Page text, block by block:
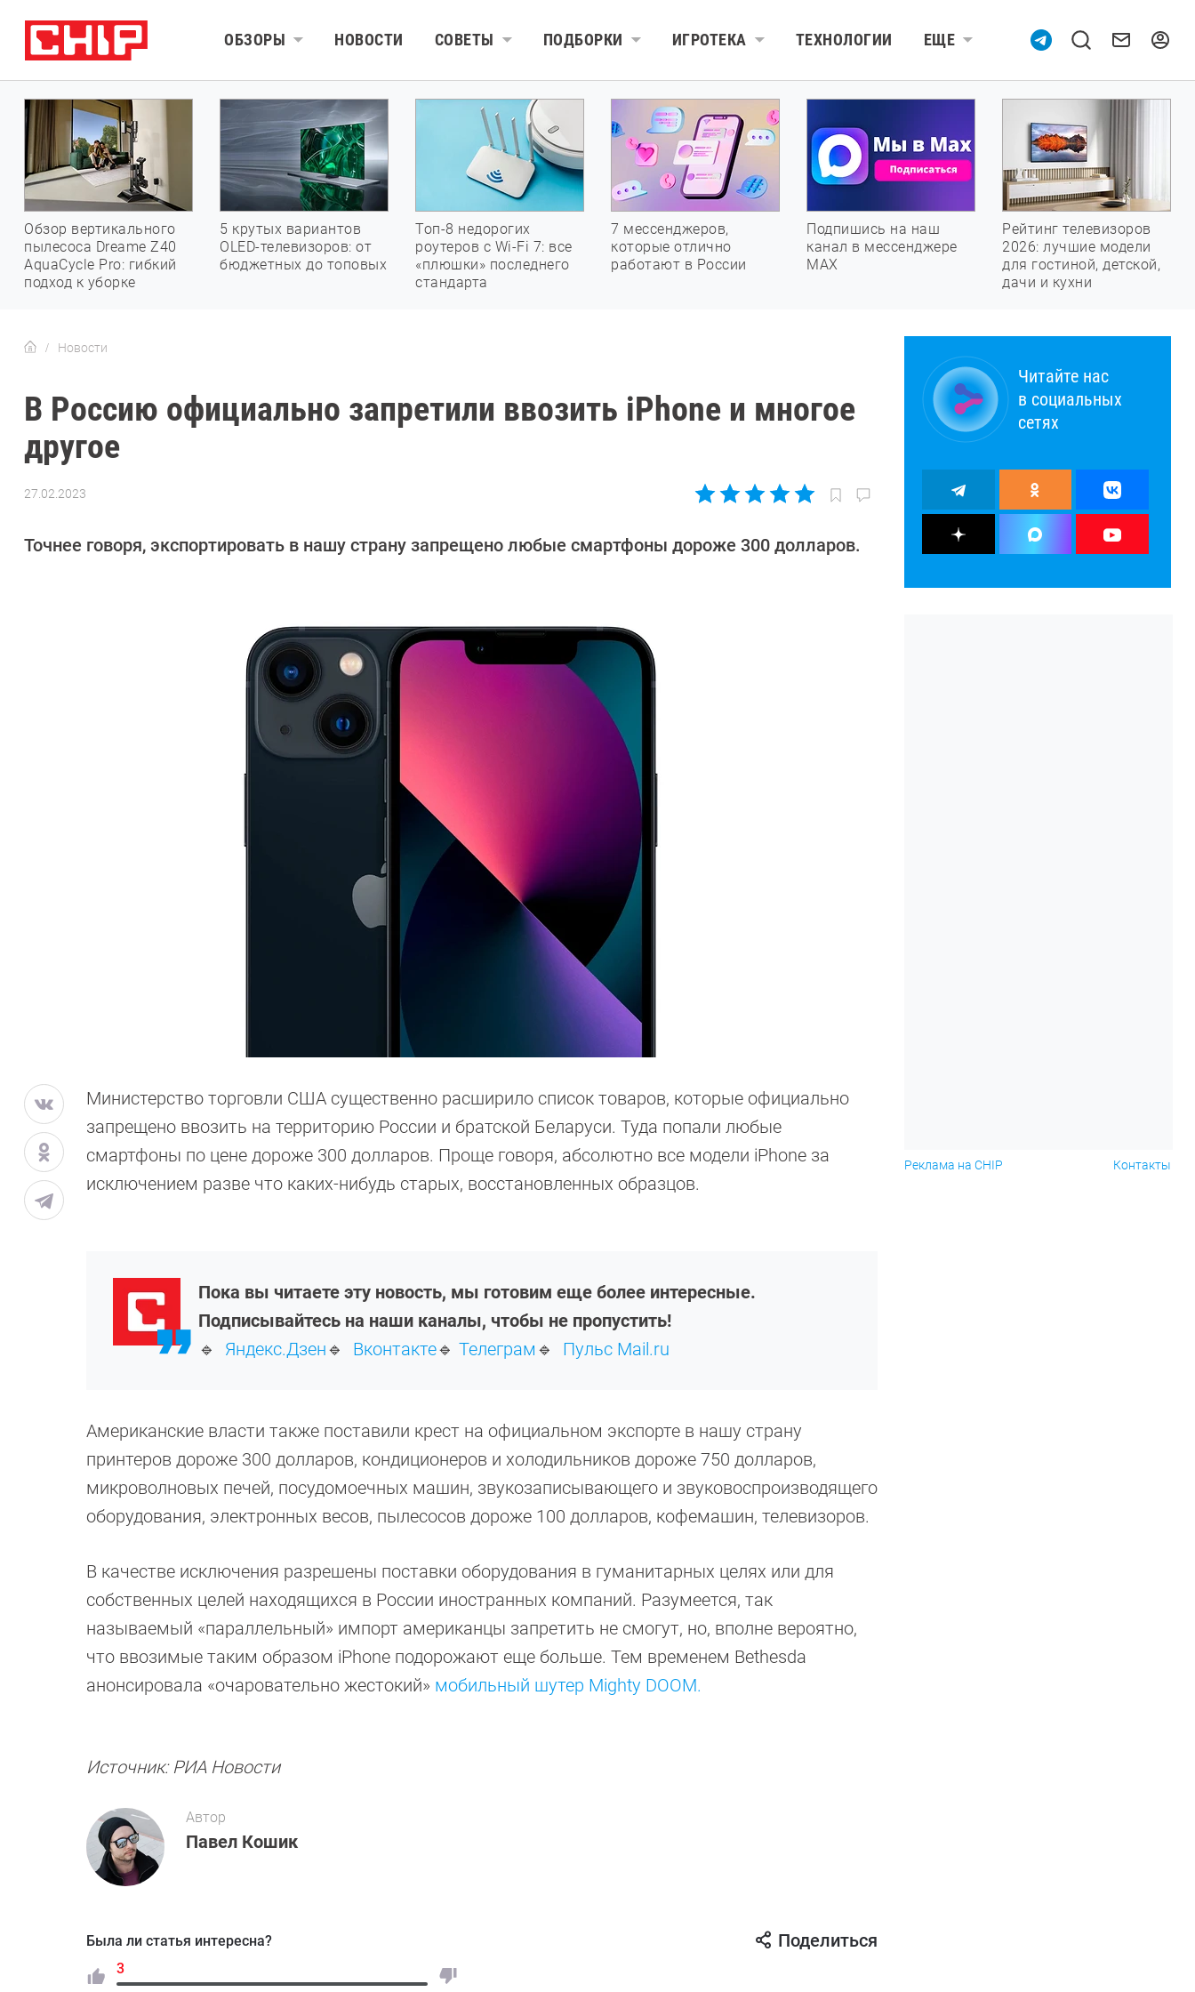
ОБЗОРЫ НОВОСТИ СОВЕТЫ ПОДБОРКИ ИГРОТЕКА ТЕХНОЛОГИИ ЕЩЕ
Обзор вертикального
пылесоса Dreame Z40
AquaCycle Pro: гибкий
подход к уборке
5 крутых вариантов
OLED-телевизоров: от
бюджетных до топовых
Топ-8 недорогих
роутеров с Wi-Fi 7: все
«плюшки» последнего
стандарта
7 мессенджеров,
которые отлично
работают в России
Подпишись на наш
канал в мессенджере
МАХ
Рейтинг телевизоров
2026: лучшие модели
для гостиной, детской,
дачи и кухни
Новости
В Россию официально запретили ввозить iPhone и многое
другое
27.02.2023
Кошик
Точнее говоря, экспортировать в нашу страну запрещено любые смартфоны дороже 300 долларов.
Министерство торговли США существенно расширило список товаров, которые официально
запрещено ввозить на территорию России и братской Беларуси. Туда попали любые
смартфоны по цене дороже 300 долларов. Проще говоря, абсолютно все модели iPhone за
исключением разве что каких-нибудь старых, восстановленных образцов.
Пока вы читаете эту новость, мы готовим еще более интересные.
Подписывайтесь на наши каналы, чтобы не пропустить!
🔹 Яндекс.Дзен🔹 Вконтакте🔹 Телеграм 🔹 Пульс Mail.ru
Американские власти также поставили крест на официальном экспорте в нашу страну
принтеров дороже 300 долларов, кондиционеров и холодильников дороже 750 долларов,
микроволновых печей, посудомоечных машин, звукозаписывающего и звуковоспроизводящего
оборудования, электронных весов, пылесосов дороже 100 долларов, кофемашин, телевизоров.
В качестве исключения разрешены поставки оборудования в гуманитарных целях или для
собственных целей находящихся в России иностранных компаний. Разумеется, так
называемый «параллельный» импорт американцы запретить не смогут, но, вполне вероятно,
что ввозимые таким образом iPhone подорожают еще больше. Тем временем Bethesda
анонсировала «очаровательно жестокий» мобильный шутер Mighty DOOM.
Источник: РИА Новости
Автор
Павел Кошик
Была ли статья интересна?
3
Поделиться
Читайте нас
в социальных
сетях
Реклама на CHIP Контакты